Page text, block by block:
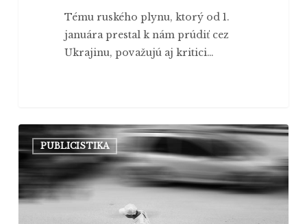
Tému ruského plynu, ktorý od 1.
januára prestal k nám prúdiť cez
Ukrajinu, považujú aj kritici…
Čí
je
tento
„nie-
premiérsky“
PUBLICISTIKA